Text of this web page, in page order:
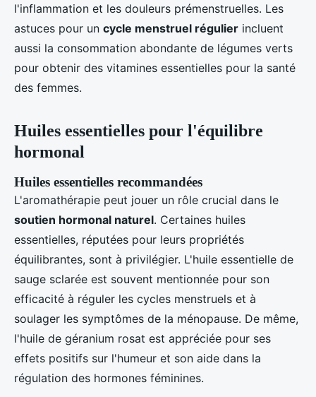
l'inflammation et les douleurs prémenstruelles. Les
astuces pour un cycle menstruel régulier incluent
aussi la consommation abondante de légumes verts
pour obtenir des vitamines essentielles pour la santé
des femmes.
Huiles essentielles pour l'équilibre
hormonal
Huiles essentielles recommandées
L'aromathérapie peut jouer un rôle crucial dans le
soutien hormonal naturel. Certaines huiles
essentielles, réputées pour leurs propriétés
équilibrantes, sont à privilégier. L'huile essentielle de
sauge sclarée est souvent mentionnée pour son
efficacité à réguler les cycles menstruels et à
soulager les symptômes de la ménopause. De même,
l'huile de géranium rosat est appréciée pour ses
effets positifs sur l'humeur et son aide dans la
régulation des hormones féminines.